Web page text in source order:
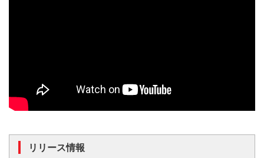
リリース情報